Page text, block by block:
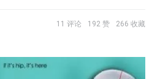
11 评论 192 赞 266 收藏